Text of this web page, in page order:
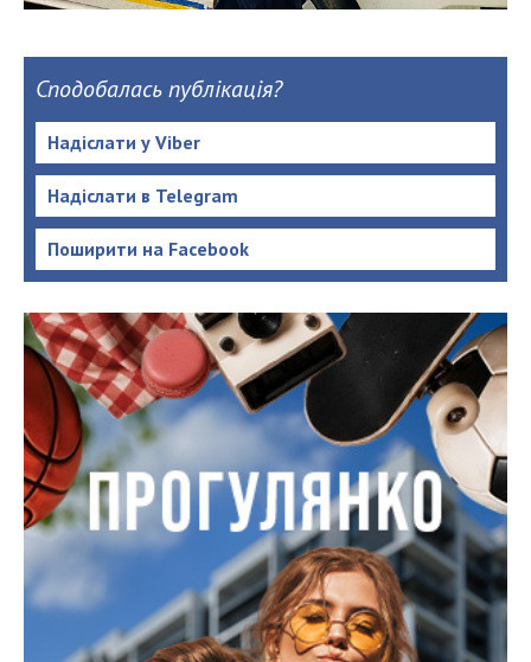
Сподобалась публікація?
Надіслати у Viber
Надіслати в Telegram
Поширити на Facebook